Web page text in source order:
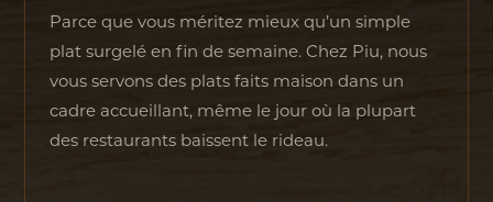
Parce que vous méritez mieux qu’un simple
plat surgelé en fin de semaine. Chez Piu, nous
vous servons des plats faits maison dans un
cadre accueillant, même le jour où la plupart
des restaurants baissent le rideau.